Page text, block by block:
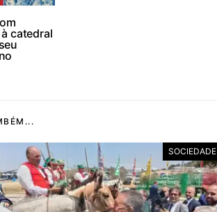
catedral
SOCIEDADE